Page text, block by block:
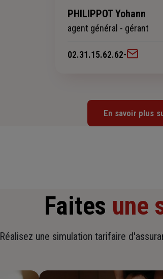
PHILIPPOT Yohann
agent général - gérant
02.31.15.62.62-
En savoir plus
Faites une
Réalisez une simulation tarifaire